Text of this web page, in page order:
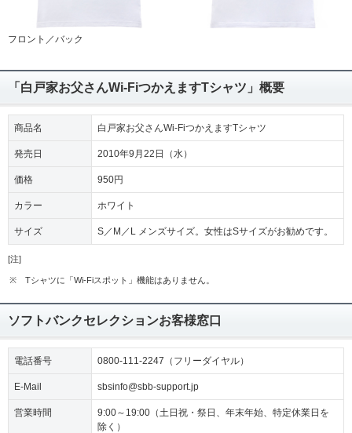
フロント／バック
「白戸家お父さんWi-FiつかえますTシャツ」概要
商品名 白戸家お父さんWi-FiつかえますTシャツ
発売日 2010年9月22日（水）
価格 950円
カラー ホワイト
サイズ S／M／L メンズサイズ。女性はSサイズがお勧めです。
[注]
※ Tシャツに「Wi-Fiスポット」機能はありません。
ソフトバンクセレクションお客様窓口
電話番号 0800-111-2247（フリーダイヤル）
E-Mail sbsinfo@sbb-support.jp
営業時間
9:00～19:00（土日祝・祭日、年末年始、特定休業日を
除く）